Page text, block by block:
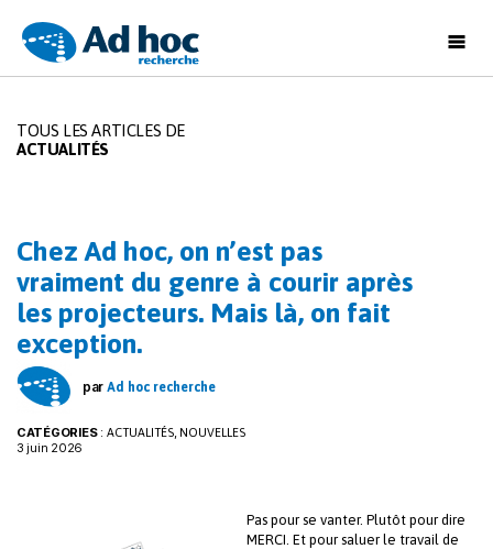
Ad
Recherche
TOUS LES ARTICLES DE
ACTUALITÉS
Chez Ad hoc, on n’est pas
vraiment du genre à courir après
les projecteurs. Mais là, on fait
exception.
par Ad hoc recherche
CATÉGORIES: ACTUALITÉS, NOUVELLES
3 juin 2026
Pas pour se vanter. Plutôt pour dire
MERCI. Et pour saluer le travail de